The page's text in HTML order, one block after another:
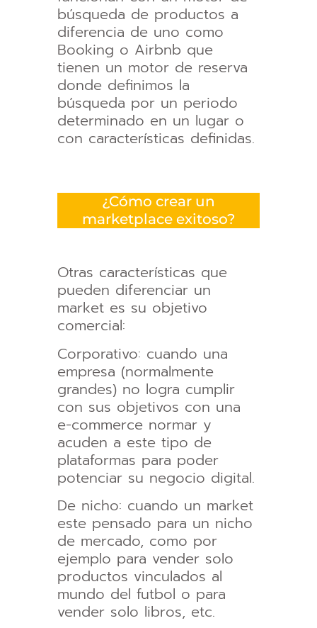
búsqueda de productos a
diferencia de uno como
Booking o Airbnb que
tienen un motor de reserva
donde definimos la
búsqueda por un periodo
determinado en un lugar o
con características definidas.
¿Cómo crear un
marketplace exitoso?
Otras características que
pueden diferenciar un
market es su objetivo
comercial:
Corporativo: cuando una
empresa (normalmente
grandes) no logra cumplir
con sus objetivos con una
e-commerce normar y
acuden a este tipo de
plataformas para poder
potenciar su negocio digital.
De nicho: cuando un market
este pensado para un nicho
de mercado, como por
ejemplo para vender solo
productos vinculados al
mundo del futbol o para
vender solo libros, etc.